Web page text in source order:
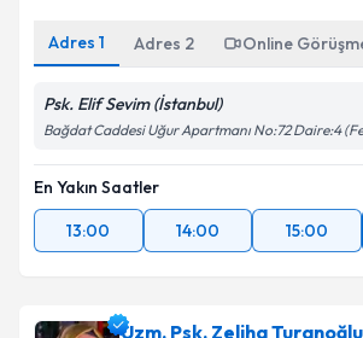
Adres 1 Adres 2 Online
Psk. Elif Sevim (İstanbul)
Bağdat Caddesi Uğur Apartmanı No:72 Daire:4
En Yakın Saatler
13:00
14:00 15:00
Uzm. Psk. Zeliha